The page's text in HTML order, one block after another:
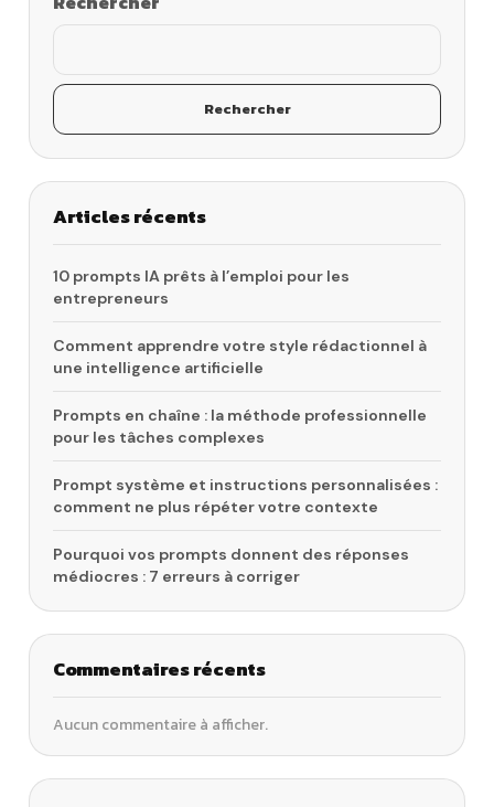
Rechercher
Articles récents
10 prompts IA prêts à l’emploi pour les
entrepreneurs
Comment apprendre votre style rédactionnel à
une intelligence artificielle
Prompts en chaîne : la méthode professionnelle
pour les tâches complexes
Prompt système et instructions personnalisées :
comment ne plus répéter votre contexte
Pourquoi vos prompts donnent des réponses
médiocres : 7 erreurs à corriger
Commentaires récents
Aucun commentaire à afficher.